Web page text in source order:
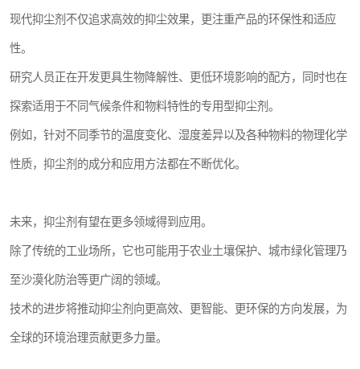
现代抑尘剂不仅追求高效的抑尘效果，更注重产品的环保性和适应
性。
研究人员正在开发更具生物降解性、更低环境影响的配方，同时也在
探索适用于不同气候条件和物料特性的专用型抑尘剂。
例如，针对不同季节的温度变化、湿度差异以及各种物料的物理化学
性质，抑尘剂的成分和应用方法都在不断优化。
未来，抑尘剂有望在更多领域得到应用。
除了传统的工业场所，它也可能用于农业土壤保护、城市绿化管理乃
至沙漠化防治等更广阔的领域。
技术的进步将推动抑尘剂向更高效、更智能、更环保的方向发展，为
全球的环境治理贡献更多力量。